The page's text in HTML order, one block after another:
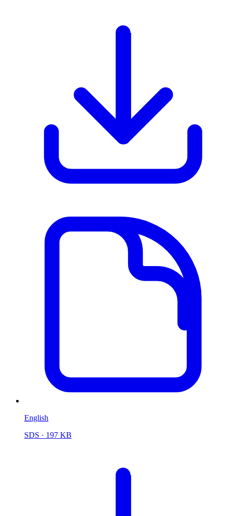
English
SDS · 197 KB